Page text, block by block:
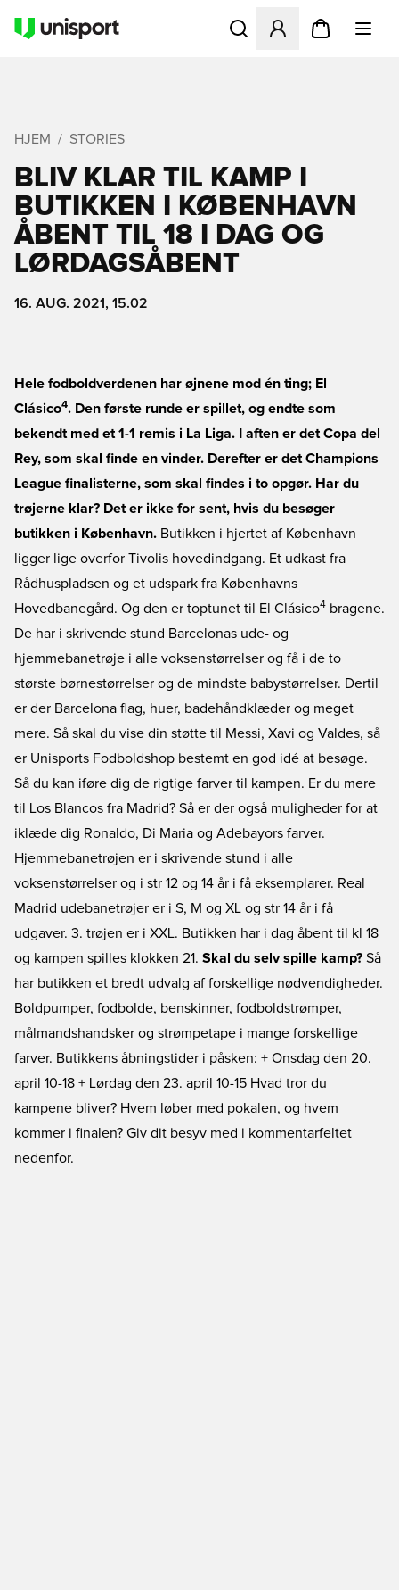
Åbner en Modal til at
HJEM STORIES
BLIV KLAR TIL KAMP I
BUTIKKEN I KØBENHAVN 
ÅBENT TIL 18 I DAG OG
LØRDAGSÅBENT
16. AUG. 2021, 15.02
Hele fodboldverdenen har øjnene mod én ting; El
Clásico4. Den første runde er spillet, og endte som
bekendt med et 1-1 remis i La Liga. I aften er det Copa del
Rey, som skal finde en vinder. Derefter er det Champions
League finalisterne, som skal findes i to opgør. Har du
trøjerne klar? Det er ikke for sent, hvis du besøger
butikken i København. Butikken i hjertet af København
ligger lige overfor Tivolis hovedindgang. Et udkast fra
Rådhuspladsen og et udspark fra Københavns
Hovedbanegård. Og den er toptunet til El Clásico4 bragene.
De har i skrivende stund Barcelonas ude- og
hjemmebanetrøje i alle voksenstørrelser og få i de to
største børnestørrelser og de mindste babystørrelser. Dertil
er der Barcelona flag, huer, badehåndklæder og meget
mere. Så skal du vise din støtte til Messi, Xavi og Valdes, så
er Unisports Fodboldshop bestemt en god idé at besøge.
Så du kan iføre dig de rigtige farver til kampen. Er du mere
til Los Blancos fra Madrid? Så er der også muligheder for at
iklæde dig Ronaldo, Di Maria og Adebayors farver.
Hjemmebanetrøjen er i skrivende stund i alle
voksenstørrelser og i str 12 og 14 år i få eksemplarer. Real
Madrid udebanetrøjer er i S, M og XL og str 14 år i få
udgaver. 3. trøjen er i XXL. Butikken har i dag åbent til kl 18
og kampen spilles klokken 21. Skal du selv spille kamp? Så
har butikken et bredt udvalg af forskellige nødvendigheder.
Boldpumper, fodbolde, benskinner, fodboldstrømper,
målmandshandsker og strømpetape i mange forskellige
farver. Butikkens åbningstider i påsken: + Onsdag den 20.
april 10-18 + Lørdag den 23. april 10-15 Hvad tror du
kampene bliver? Hvem løber med pokalen, og hvem
kommer i finalen? Giv dit besyv med i kommentarfeltet
nedenfor.